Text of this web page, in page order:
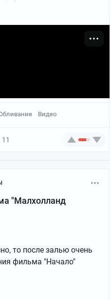
Видео
11
"Малхолланд
то после залью очень
фильма "Начало"